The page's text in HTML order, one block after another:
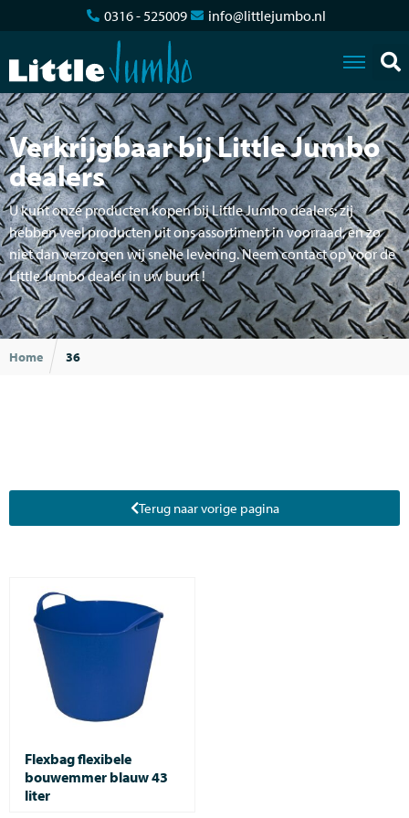
0316 - 525009 info@littlejumbo.nl
Verkrijgbaar bij Little Jumbo
dealers
U kunt onze producten kopen bij Little Jumbo dealers; zij
hebben veel producten uit ons assortiment in voorraad, en zo
niet dan verzorgen wij snelle levering. Neem contact op voor de
Little Jumbo dealer in uw buurt !
Home 36
Terug naar vorige pagina
Flexbag flexibele
bouwemmer blauw 43
liter